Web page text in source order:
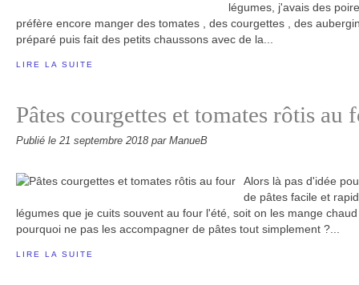
légumes, j'avais des
préfère encore manger des tomates , des courgettes , des
préparé puis fait des petits chaussons avec de la...
LIRE LA SUITE
Pâtes courgettes et tomates rôtis au
Publié le 21 septembre 2018 par ManueB
Alors là pas d'idée
de pâtes facile et
légumes que je cuits souvent au four l'été, soit on les mange
pourquoi ne pas les accompagner de pâtes tout simplement ?...
LIRE LA SUITE